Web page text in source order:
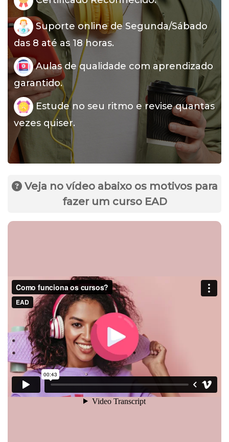
Suporte online de Segunda/Sábado
das 8 até as 18 horas.
Aulas de qualidade com aprendizado
garantido.
Estude no seu ritmo e revise quantas
vezes quiser.
Veja no vídeo abaixo os motivos para
fazer um curso EAD